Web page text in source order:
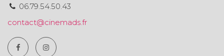
06.79.54.50.43
contact@cinemads.fr